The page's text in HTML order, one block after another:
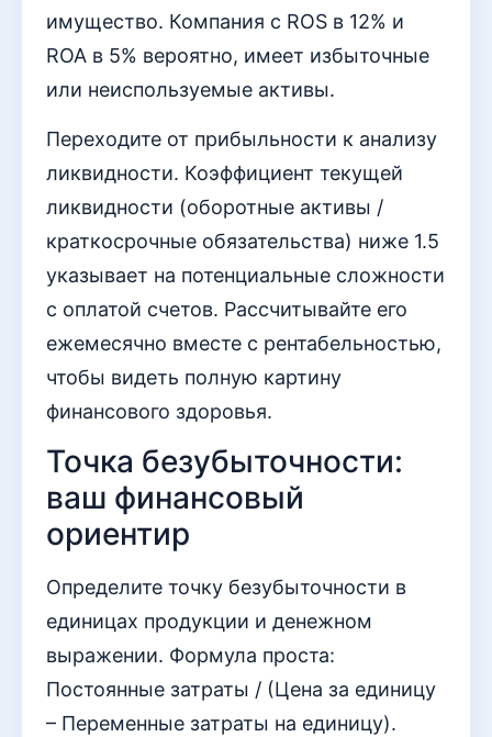
имущество. Компания с ROS в 12% и
ROA в 5% вероятно, имеет избыточные
или неиспользуемые активы.
Переходите от прибыльности к анализу
ликвидности. Коэффициент текущей
ликвидности (оборотные активы /
краткосрочные обязательства) ниже 1.5
указывает на потенциальные сложности
с оплатой счетов. Рассчитывайте его
ежемесячно вместе с рентабельностью,
чтобы видеть полную картину
финансового здоровья.
Точка безубыточности:
ваш финансовый
ориентир
Определите точку безубыточности в
единицах продукции и денежном
выражении. Формула проста:
Постоянные затраты / (Цена за единицу
– Переменные затраты на единицу).